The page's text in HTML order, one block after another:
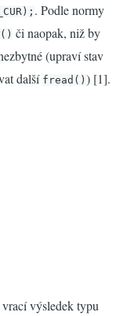
. Podle normy
či naopak, niž by
(upraví stav
další fread() ) [1].
vrací výsledek typu